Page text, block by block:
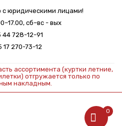
с юридическими лицами!
сб–вс - вых
44 728-12-91
17 270-73-12
ассортимента (куртки летние,
отгружается только по
накладным.
0